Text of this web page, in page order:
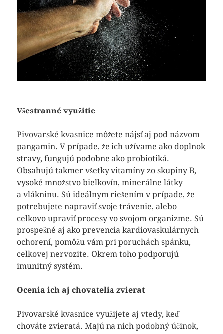
Všestranné využitie
Pivovarské kvasnice môžete nájsť aj pod názvom
pangamin. V prípade, že ich užívame ako doplnok
stravy, fungujú podobne ako probiotiká.
Obsahujú takmer všetky vitamíny zo skupiny B,
vysoké množstvo bielkovín, minerálne látky
a vlákninu. Sú ideálnym riešením v prípade, že
potrebujete napraviť svoje trávenie, alebo
celkovo upraviť procesy vo svojom organizme. Sú
prospešné aj ako prevencia kardiovaskulárnych
ochorení, pomôžu vám pri poruchách spánku,
celkovej nervozite. Okrem toho podporujú
imunitný systém.
Ocenia ich aj chovatelia zvierat
Pivovarské kvasnice využijete aj vtedy, keď
chováte zvieratá. Majú na nich podobný účinok,